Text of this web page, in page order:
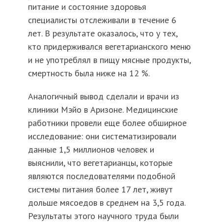
питание и состояние здоровья
специалисты отслеживали в течение 6
лет. В результате оказалось, что у тех,
кто придерживался вегетарианского меню
и не употреблял в пищу мясные продукты,
смертность была ниже на 12 %.
Аналогичный вывод сделали и врачи из
клиники Мэйо в Аризоне. Медицинские
работники провели еще более обширное
исследование: они систематизировали
данные 1,5 миллионов человек и
выяснили, что вегетарианцы, которые
являются последователями подобной
системы питания более 17 лет, живут
дольше мясоедов в среднем на 3,5 года.
Результаты этого научного труда были